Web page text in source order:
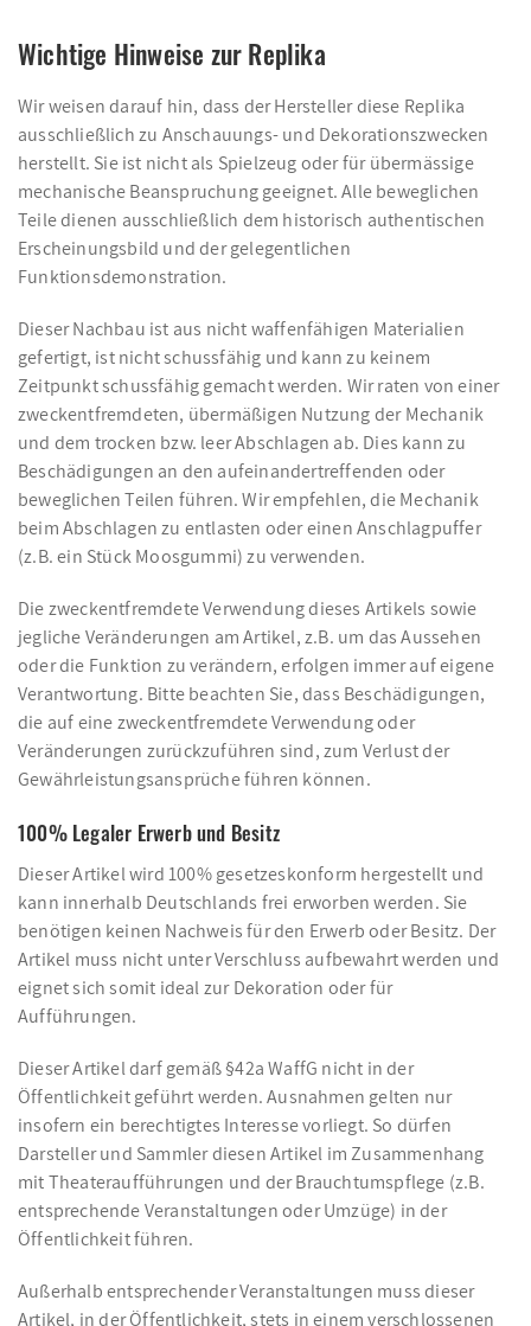
Wichtige Hinweise zur Replika
Wir weisen darauf hin, dass der Hersteller diese Replika
ausschließlich zu Anschauungs- und Dekorationszwecken
herstellt. Sie ist nicht als Spielzeug oder für übermässige
mechanische Beanspruchung geeignet. Alle beweglichen
Teile dienen ausschließlich dem historisch authentischen
Erscheinungsbild und der gelegentlichen
Funktionsdemonstration.
Dieser Nachbau ist aus nicht waffenfähigen Materialien
gefertigt, ist nicht schussfähig und kann zu keinem
Zeitpunkt schussfähig gemacht werden. Wir raten von einer
zweckentfremdeten, übermäßigen Nutzung der Mechanik
und dem trocken bzw. leer Abschlagen ab. Dies kann zu
Beschädigungen an den aufeinandertreffenden oder
beweglichen Teilen führen. Wir empfehlen, die Mechanik
beim Abschlagen zu entlasten oder einen Anschlagpuffer
(z.B. ein Stück Moosgummi) zu verwenden.
Die zweckentfremdete Verwendung dieses Artikels sowie
jegliche Veränderungen am Artikel, z.B. um das Aussehen
oder die Funktion zu verändern, erfolgen immer auf eigene
Verantwortung. Bitte beachten Sie, dass Beschädigungen,
die auf eine zweckentfremdete Verwendung oder
Veränderungen zurückzuführen sind, zum Verlust der
Gewährleistungsansprüche führen können.
100% Legaler Erwerb und Besitz
Dieser Artikel wird 100% gesetzeskonform hergestellt und
kann innerhalb Deutschlands frei erworben werden. Sie
benötigen keinen Nachweis für den Erwerb oder Besitz. Der
Artikel muss nicht unter Verschluss aufbewahrt werden und
eignet sich somit ideal zur Dekoration oder für
Aufführungen.
Dieser Artikel darf gemäß §42a WaffG nicht in der
Öffentlichkeit geführt werden. Ausnahmen gelten nur
insofern ein berechtigtes Interesse vorliegt. So dürfen
Darsteller und Sammler diesen Artikel im Zusammenhang
mit Theateraufführungen und der Brauchtumspflege (z.B.
entsprechende Veranstaltungen oder Umzüge) in der
Öffentlichkeit führen.
Außerhalb entsprechender Veranstaltungen muss dieser
Artikel, in der Öffentlichkeit, stets in einem verschlossenen